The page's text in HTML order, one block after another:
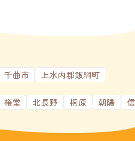
千曲市
上水内郡飯綱町
権堂 北長野 桐原 朝陽